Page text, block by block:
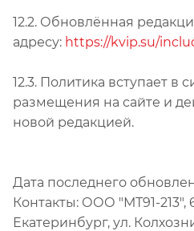
12.2. Обновлённая
адресу: https://kvip.su/
12.3. Политика вступает в
размещения на сайте и
новой редакцией.
Дата последнего
Контакты: ООО "МТ91-213",
Екатеринбург, ул.